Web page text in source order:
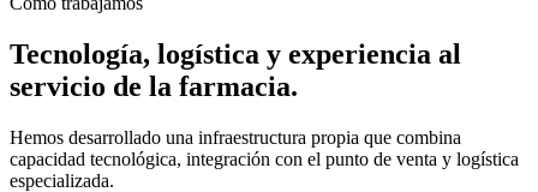
Tecnología, logística y experiencia al
servicio de la farmacia.
Hemos desarrollado una infraestructura propia que combina
capacidad tecnológica, integración con el punto de venta y logística
especializada.